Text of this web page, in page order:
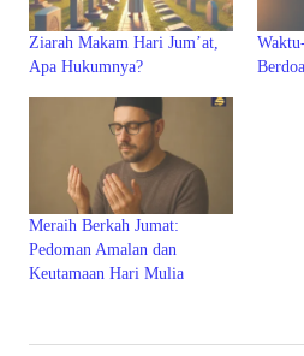
Ziarah Makam Hari Jum’at,
Apa Hukumnya?
Berdoa
Meraih Berkah Jumat:
Pedoman Amalan dan
Keutamaan Hari Mulia